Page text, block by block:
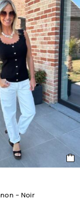
– Noir